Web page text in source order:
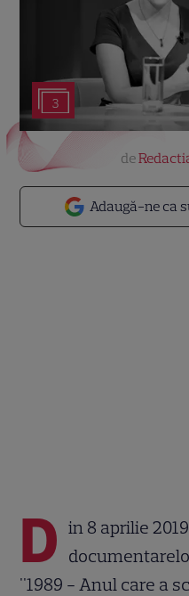
3
Adaugă-ne ca
de
D in 8 aprilie
"1989 - Anul care a